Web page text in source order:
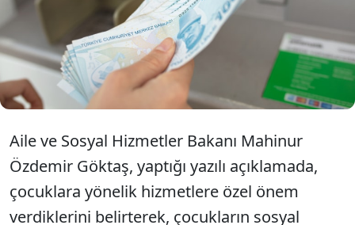
1 milyar 844 milyon lira tutarındaki Sosyal ve
Ekonomik Destek (SED) ödemesinin
hesaplara yatırıldığını bildirdi.
Aile ve Sosyal Hizmetler Bakanı Mahinur
Özdemir Göktaş, yaptığı yazılı açıklamada,
çocuklara yönelik hizmetlere özel önem
verdiklerini belirterek, çocukların sosyal